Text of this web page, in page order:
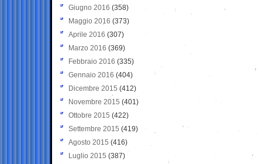
Giugno 2016 (358)
Maggio 2016 (373)
Aprile 2016 (307)
Marzo 2016 (369)
Febbraio 2016 (335)
Gennaio 2016 (404)
Dicembre 2015 (412)
Novembre 2015 (401)
Ottobre 2015 (422)
Settembre 2015 (419)
Agosto 2015 (416)
Luglio 2015 (387)